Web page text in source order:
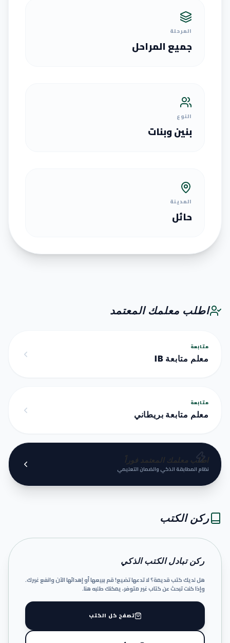
المرحلة
جميع المراحل
النوع
بنين وبنات
المدينة
حائل
اطلب معلمك المعتمد
متابعة
معلم متابعة IB
متابعة
معلم متابعة بريطاني
اطلب معلمك المعتمد فوراً
نظام المطابقة الذكي والضمان التعليمي
ركن الكتب
ركن تبادل الكتب الذكي
هل لديك كتب قديمة؟ لا تدعها تضيع! قم ببيعها أو إهدائها الآن وانفع غيرك.
وإذا كنت تبحث عن كتاب غير متوفر، يمكنك طلبه هنا.
تصفح كل الكتب